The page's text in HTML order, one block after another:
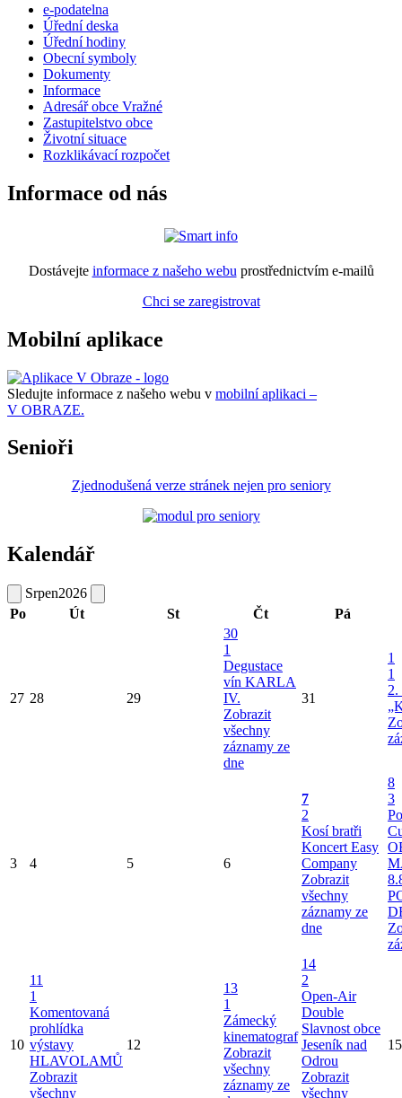
e-podatelna
Úřední deska
Úřední hodiny
Obecní symboly
Dokumenty
Informace
Adresář obce Vražné
Zastupitelstvo obce
Životní situace
Rozklikávací rozpočet
Informace od nás
Dostávejte informace z našeho webu prostřednictvím e-mailů
Chci se zaregistrovat
Mobilní aplikace
Sledujte informace z našeho webu v mobilní aplikaci –
V OBRAZE.
Senioři
Zjednodušená verze stránek nejen pro seniory
Kalendář
Srpen2026
Po
Út St Čt Pá
27 28 29
30
1
Degustace
vín KARLA
IV.
Zobrazit
všechny
záznamy ze
dne
31
1
1
2.
3 4 5 6
7
2
Kosí bratři
Koncert Easy
Company
Zobrazit
všechny
záznamy ze
dne
8
3
10
11
1
Komentovaná
prohlídka
výstavy
HLAVOLAMŮ
Zobrazit
všechny
12
13
1
Zámecký
kinematograf
Zobrazit
všechny
záznamy ze
14
2
Open-Air
Double
Slavnost obce
Jeseník nad
Odrou
Zobrazit
všechny
15